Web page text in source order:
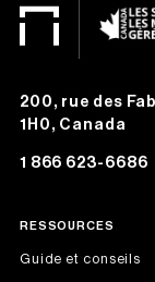
200, rue des
1H0, Canada
1 866 623-6686
RESSOURCES
Guide et conseils